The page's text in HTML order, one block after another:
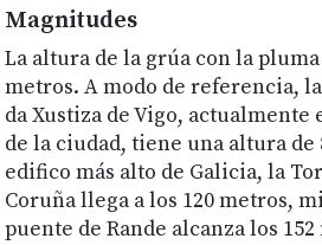
Magnitudes
La altura de la grúa con la pluma
metros. A modo de referencia,
da Xustiza de Vigo,
de la ciudad, tiene una altura de
edifico más alto de Galicia, la
Coruña llega a los 120 metros,
puente de Rande alcanza los